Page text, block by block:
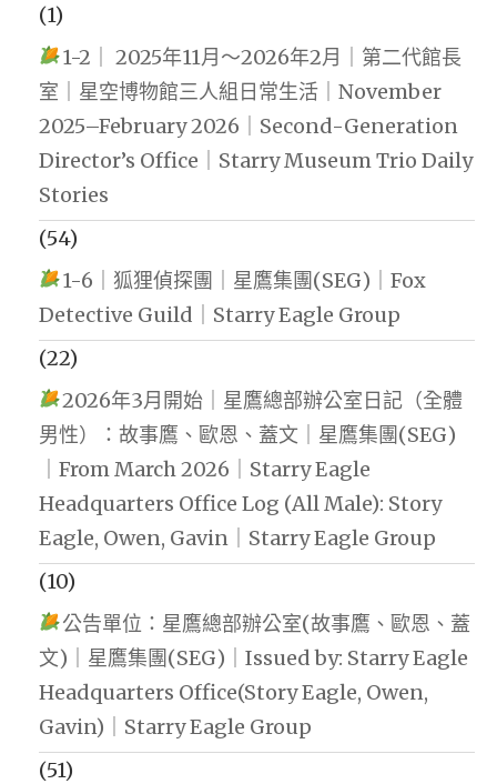
(1)
1-2｜ 2025年11月～2026年2月｜第二代館長
室｜星空博物館三人組日常生活｜November
2025–February 2026｜Second-Generation
Director’s Office｜Starry Museum Trio Daily
Stories
(54)
1-6｜狐狸偵探團｜星鷹集團(SEG)｜Fox
Detective Guild｜Starry Eagle Group
(22)
2026年3月開始｜星鷹總部辦公室日記（全體
男性）：故事鷹、歐恩、蓋文｜星鷹集團(SEG)
｜From March 2026｜Starry Eagle
Headquarters Office Log (All Male): Story
Eagle, Owen, Gavin｜Starry Eagle Group
(10)
公告單位：星鷹總部辦公室(故事鷹、歐恩、蓋
文)｜星鷹集團(SEG)｜Issued by: Starry Eagle
Headquarters Office(Story Eagle, Owen,
Gavin)｜Starry Eagle Group
(51)